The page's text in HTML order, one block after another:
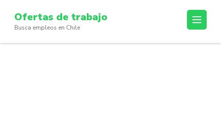
content
(Press
Ofertas de trabajo
Busca empleos en Chile